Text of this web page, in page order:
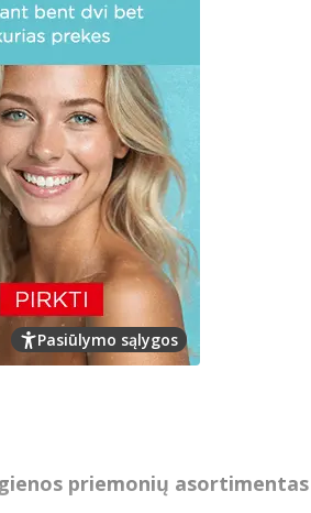
Pasiūlymo sąlygos
priemonių